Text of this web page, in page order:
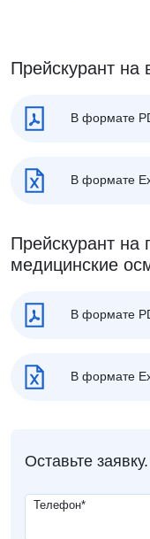
Прейскурант на
В формате
В формате
Прейскурант на
медицинские
В формате
В формате
Оставьте
Телефон*